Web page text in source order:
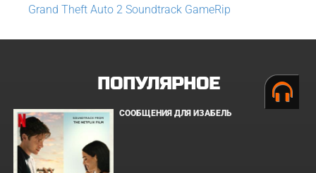
Grand Theft Auto 2 Soundtrack GameRip
ПОПУЛЯРНОЕ
СООБЩЕНИЯ ДЛЯ ИЗАБЕЛЬ